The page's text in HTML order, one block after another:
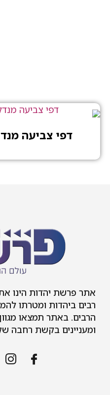
דפי צביעה
אתר פרשת יהדות הינו
רבים ביהדות ומטרתו
הרבים. באתר תמצאו
ומעניינים בקשת רחבה